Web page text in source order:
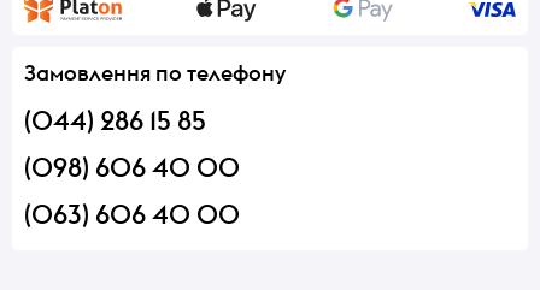
Замовлення по телефону
(044) 286 15 85
(098) 606 40 00
(063) 606 40 00